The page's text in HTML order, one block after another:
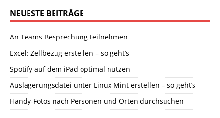
NEUESTE BEITRÄGE
An Teams Besprechung teilnehmen
Excel: Zellbezug erstellen – so geht’s
Spotify auf dem iPad optimal nutzen
Auslagerungsdatei unter Linux Mint erstellen – so geht’s
Handy-Fotos nach Personen und Orten durchsuchen